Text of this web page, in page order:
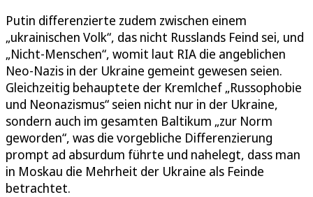
Putin differenzierte zudem zwischen einem
„ukrainischen Volk“, das nicht Russlands Feind sei, und
„Nicht-Menschen“, womit laut RIA die angeblichen
Neo-Nazis in der Ukraine gemeint gewesen seien.
Gleichzeitig behauptete der Kremlchef „Russophobie
und Neonazismus“ seien nicht nur in der Ukraine,
sondern auch im gesamten Baltikum „zur Norm
geworden“, was die vorgebliche Differenzierung
prompt ad absurdum führte und nahelegt, dass man
in Moskau die Mehrheit der Ukraine als Feinde
betrachtet.